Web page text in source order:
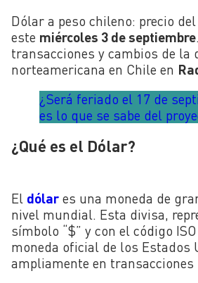
Dólar a peso chileno: precio
este miércoles 3 de septiembre
transacciones y cambios de la
norteamericana en Chile en
¿Será feriado el 17 de
es lo que se sabe del
¿Qué es el Dólar?
El dólar es una moneda de
nivel mundial. Esta divisa,
símbolo “$” y con el código ISO
moneda oficial de los Estados
ampliamente en